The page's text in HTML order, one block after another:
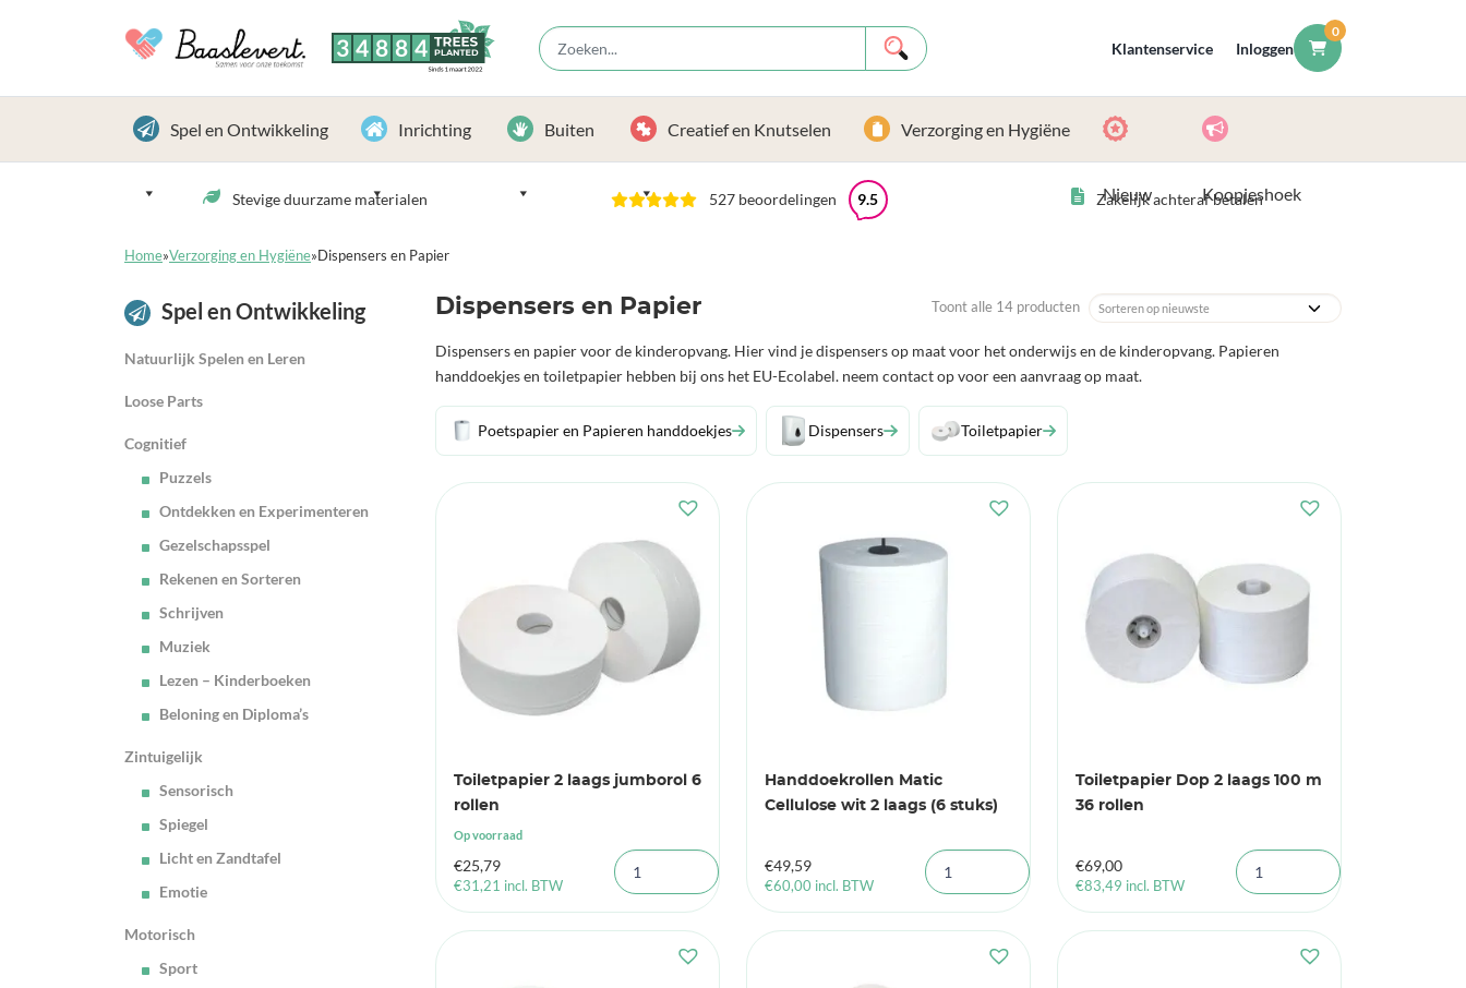
3 4 8 8 4 TREES
PLANTED
Sinds 1 maart 2022
Klantenservice Inloggen
0
Spel en Ontwikkeling Inrichting Buiten Creatief en Knutselen Verzorging en Hygiëne
Nieuw Koopjeshoek
Stevige duurzame materialen 527 beoordelingen 9.5 Zakelijk achteraf betalen
Home»Verzorging en Hygiëne» Dispensers en Papier
Spel en Ontwikkeling
Natuurlijk Spelen en Leren
Loose Parts
Cognitief
Puzzels
Ontdekken en Experimenteren
Gezelschapsspel
Rekenen en Sorteren
Schrijven
Muziek
Lezen – Kinderboeken
Beloning en Diploma’s
Zintuigelijk
Sensorisch
Spiegel
Licht en Zandtafel
Emotie
Motorisch
Sport
Dispensers en Papier Toont alle 14 producten
Dispensers en papier voor de kinderopvang. Hier vind je dispensers op maat voor het onderwijs en de kinderopvang. Papieren
handdoekjes en toiletpapier hebben bij ons het EU-Ecolabel. neem contact op voor een aanvraag op maat.
Poetspapier en Papieren handdoekjes Dispensers Toiletpapier
Toiletpapier 2 laags jumborol 6
rollen
Op voorraad
€25,79
€31,21 incl. BTW
Handdoekrollen Matic
Cellulose wit 2 laags (6 stuks)
€49,59
€60,00 incl. BTW
Toiletpapier Dop 2 laags 100 m
36 rollen
€69,00
€83,49 incl. BTW